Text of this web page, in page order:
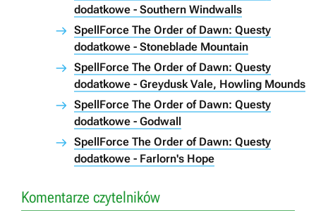
dodatkowe - Southern Windwalls
SpellForce The Order of Dawn: Questy
dodatkowe - Stoneblade Mountain
SpellForce The Order of Dawn: Questy
dodatkowe - Greydusk Vale, Howling Mounds
SpellForce The Order of Dawn: Questy
dodatkowe - Godwall
SpellForce The Order of Dawn: Questy
dodatkowe - Farlorn's Hope
Komentarze czytelników